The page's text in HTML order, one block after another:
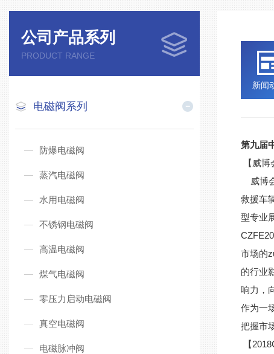
公司产品系列
PRODUCT RANGE
电磁阀系列
防爆电磁阀
蒸汽电磁阀
水用电磁阀
不锈钢电磁阀
高温电磁阀
煤气电磁阀
零压力启动电磁阀
真空电磁阀
电磁脉冲阀
新闻
第九届
【威
威博
救援车
型专业
市场的
的行业
响力，
作为一
把握市
【